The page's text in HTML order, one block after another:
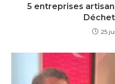
5 entreprises
25